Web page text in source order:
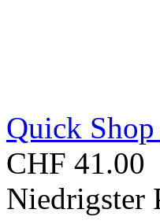
Quick Shop
CHF 41.00
Niedrigster